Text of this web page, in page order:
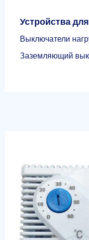
Устройства
Выключатели
Заземляющий